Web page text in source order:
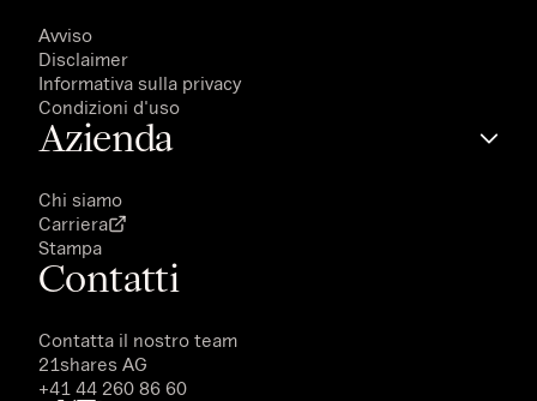
Avviso
Disclaimer
Informativa sulla privacy
Condizioni d'uso
Azienda
Chi siamo
Carriera
Stampa
Contatti
Contatta il nostro team
21shares AG
+41 44 260 86 60